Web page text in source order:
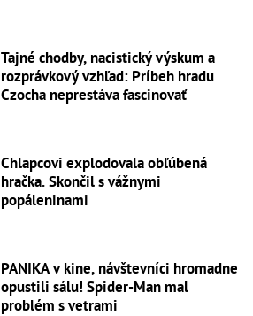
Tajné chodby, nacistický výskum a
rozprávkový vzhľad: Príbeh hradu
Czocha neprestáva fascinovať
Chlapcovi explodovala obľúbená
hračka. Skončil s vážnymi
popáleninami
PANIKA v kine, návštevníci hromadne
opustili sálu! Spider-Man mal
problém s vetrami